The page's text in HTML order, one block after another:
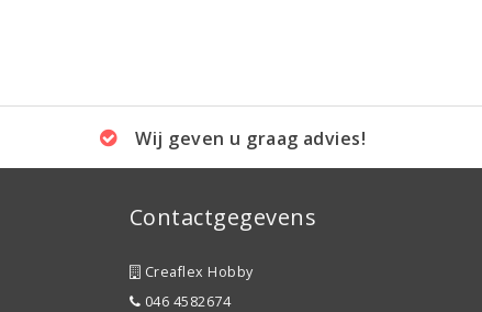
Wij geven u graag advies!
Contactgegevens
Creaflex Hobby
046 4582674